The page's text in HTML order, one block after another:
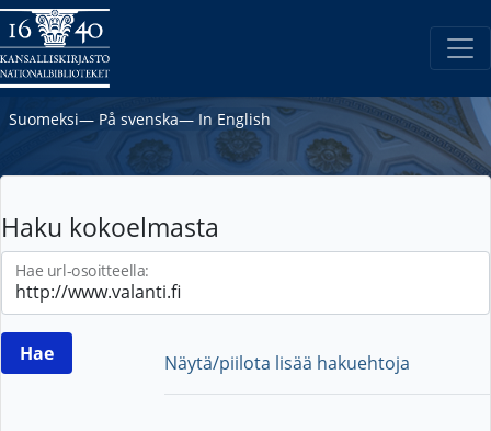
Suomeksi― På svenska― In English
Haku kokoelmasta
Hae url-osoitteella:
Näytä/piilota lisää hakuehtoja